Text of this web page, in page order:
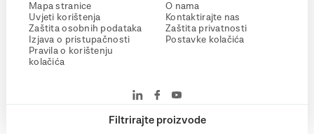
Filtrirajte proizvode
Mapa stranice
Uvjeti korištenja
Zaštita osobnih podataka
Izjava o pristupačnosti
Pravila o korištenju
kolačića
O nama
Kontaktirajte nas
Zaštita privatnosti
Postavke kolačića